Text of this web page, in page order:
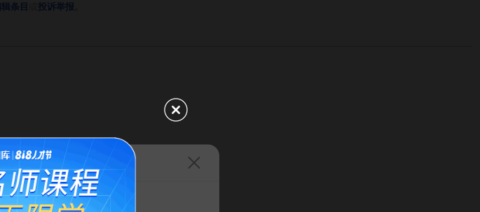
条目 投诉举报
10页用户的一封信